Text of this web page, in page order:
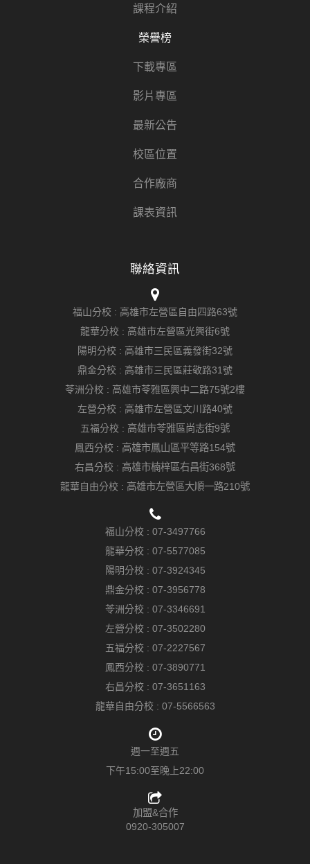
課程介紹
榮譽榜
下載專區
影片專區
最新公告
校區位置
合作廠商
課表資訊
聯絡資訊
福山分校 : 高雄市左營區自由四路63號
龍華分校 : 高雄市左營區光興街6號
陽明分校 : 高雄市三民區義發街32號
鼎金分校 : 高雄市三民區莊敬路31號
苓洲分校 : 高雄市苓雅區興中二路75號2樓
左營分校 : 高雄市左營區文川路40號
五福分校 : 高雄市苓雅區尚志街9號
鳳西分校 : 高雄市鳳山區平等路154號
右昌分校 : 高雄市楠梓區右昌街368號
龍華自由分校 : 高雄市左營區大順一路210號
福山分校 : 07-3497766
龍華分校 : 07-5577085
陽明分校 : 07-3924345
鼎金分校 : 07-3956778
苓洲分校 : 07-3346691
左營分校 : 07-3502280
五福分校 : 07-2227567
鳳西分校 : 07-3890771
右昌分校 : 07-3651163
龍華自由分校 : 07-5566563
週一至週五
下午15:00至晚上22:00
加盟&合作
0920-305007